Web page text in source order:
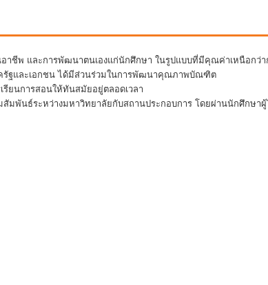
อาชีพ และการพัฒนาตนเองแก่นักศึกษา ในรูปแบบที่มีคุณค่าเหนือกว่า
ครัฐและเอกชน ได้มีส่วนร่วมในการพัฒนาคุณภาพบัณฑิต
รียนการสอนให้ทันสมัยอยู่ตลอดเวลา
มสัมพันธ์ระหว่างมหาวิทยาลัยกับสถานประกอบการ โดยผ่านนักศึกษา